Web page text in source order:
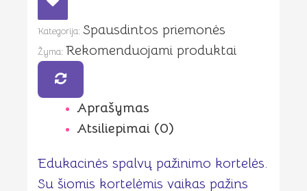
Kategorija: Spausdintos priemonės
Žyma: Rekomenduojami produktai
Aprašymas
Atsiliepimai (0)
Edukacinės spalvų pažinimo kortelės.
Su šiomis kortelėmis vaikas pažins